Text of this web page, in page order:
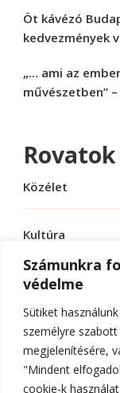
Számunkra
védelme
Sütiket
személyre
megjelenítésére,
"Mindent
cookie-k
Öt kávézó
kedvezmények
„… ami az
művészetben”
Rovatok
Közélet
Kultúra
Sport
Tudomány